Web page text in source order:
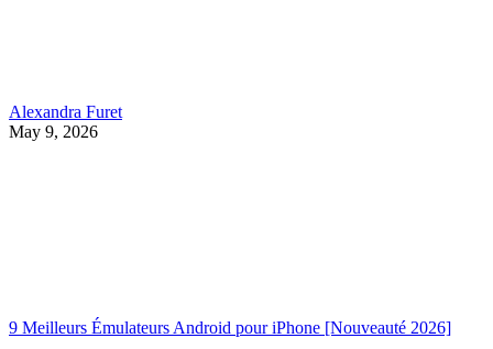
Alexandra Furet
May 9, 2026
9 Meilleurs Émulateurs Android pour iPhone [Nouveauté 2026]